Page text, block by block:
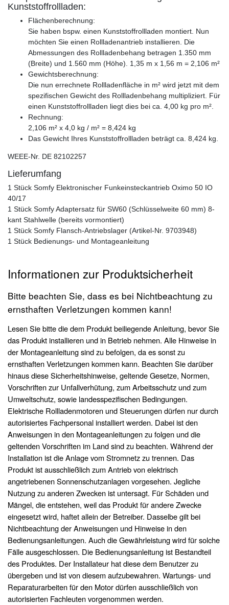
Kunststoffrollladen:
Flächenberechnung:
Sie haben bspw. einen Kunststoffrollladen montiert. Nun
möchten Sie einen Rollladenantrieb installieren. Die
Abmessungen des Rollladenbehang betragen 1.350 mm
(Breite) und 1.560 mm (Höhe). 1,35 m x 1,56 m = 2,106 m²
Gewichtsberechnung:
Die nun errechnete Rollladenfläche in m² wird jetzt mit dem
spezifischen Gewicht des Rollladenbehang multipliziert. Für
einen Kunststoffrollladen liegt dies bei ca. 4,00 kg pro m².
Rechnung:
2,106 m² x 4,0 kg / m² = 8,424 kg
Das Gewicht Ihres Kunststoffrollladen beträgt ca. 8,424 kg.
WEEE-Nr. DE 82102257
Lieferumfang
1 Stück Somfy Elektronischer Funkeinsteckantrieb Oximo 50 IO
40/17
1 Stück Somfy Adaptersatz für SW60 (Schlüsselweite 60 mm) 8-
kant Stahlwelle (bereits vormontiert)
1 Stück Somfy Flansch-Antriebslager (Artikel-Nr. 9703948)
1 Stück Bedienungs- und Montageanleitung
Informationen zur Produktsicherheit
Bitte beachten Sie, dass es bei Nichtbeachtung zu
ernsthaften Verletzungen kommen kann!
Lesen Sie bitte die dem Produkt beiliegende Anleitung, bevor Sie
das Produkt installieren und in Betrieb nehmen. Alle Hinweise in
der Montageanleitung sind zu befolgen, da es sonst zu
ernsthaften Verletzungen kommen kann. Beachten Sie darüber
hinaus diese Sicherheitshinweise, geltende Gesetze, Normen,
Vorschriften zur Unfallverhütung, zum Arbeitsschutz und zum
Umweltschutz, sowie landesspezifischen Bedingungen.
Elektrische Rollladenmotoren und Steuerungen dürfen nur durch
autorisiertes Fachpersonal installiert werden. Dabei ist den
Anweisungen in den Montageanleitungen zu folgen und die
geltenden Vorschriften im Land sind zu beachten. Während der
Installation ist die Anlage vom Stromnetz zu trennen. Das
Produkt ist ausschließlich zum Antrieb von elektrisch
angetriebenen Sonnenschutzanlagen vorgesehen. Jegliche
Nutzung zu anderen Zwecken ist untersagt. Für Schäden und
Mängel, die entstehen, weil das Produkt für andere Zwecke
eingesetzt wird, haftet allein der Betreiber. Dasselbe gilt bei
Nichtbeachtung der Anweisungen und Hinweise in den
Bedienungsanleitungen. Auch die Gewährleistung wird für solche
Fälle ausgeschlossen. Die Bedienungsanleitung ist Bestandteil
des Produktes. Der Installateur hat diese dem Benutzer zu
übergeben und ist von diesem aufzubewahren. Wartungs- und
Reparaturarbeiten für den Motor dürfen ausschließlich von
autorisierten Fachleuten vorgenommen werden.